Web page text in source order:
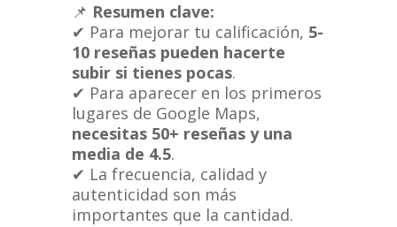
📌 Resumen clave:
✔ Para mejorar tu calificación, 5-
10 reseñas pueden hacerte
subir si tienes pocas.
✔ Para aparecer en los primeros
lugares de Google Maps,
necesitas 50+ reseñas y una
media de 4.5.
✔ La frecuencia, calidad y
autenticidad son más
importantes que la cantidad.